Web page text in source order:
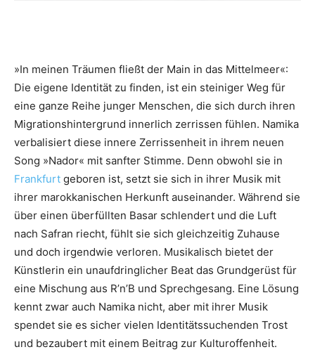
»In meinen Träumen fließt der Main in das Mittelmeer«:
Die eigene Identität zu finden, ist ein steiniger Weg für
eine ganze Reihe junger Menschen, die sich durch ihren
Migrationshintergrund innerlich zerrissen fühlen. Namika
verbalisiert diese innere Zerrissenheit in ihrem neuen
Song »Nador« mit sanfter Stimme. Denn obwohl sie in
Frankfurt geboren ist, setzt sie sich in ihrer Musik mit
ihrer marokkanischen Herkunft auseinander. Während sie
über einen überfüllten Basar schlendert und die Luft
nach Safran riecht, fühlt sie sich gleichzeitig Zuhause
und doch irgendwie verloren. Musikalisch bietet der
Künstlerin ein unaufdringlicher Beat das Grundgerüst für
eine Mischung aus R’n’B und Sprechgesang. Eine Lösung
kennt zwar auch Namika nicht, aber mit ihrer Musik
spendet sie es sicher vielen Identitätssuchenden Trost
und bezaubert mit einem Beitrag zur Kulturoffenheit.